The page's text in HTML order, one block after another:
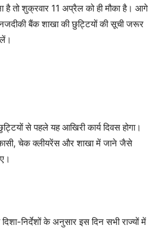
है तो शुक्रवार 11 अप्रैल को ही मौका है। आगे
बैंक शाखा की छुट्टियों की सूची जरूर
से पहले यह आखिरी कार्य दिवस होगा।
चेक क्लीयरेंस और शाखा में जाने जैसे
निर्देशों के अनुसार इस दिन सभी राज्यों में